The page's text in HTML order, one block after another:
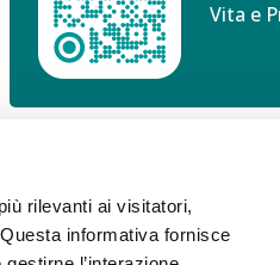
rilevanti ai visitatori,
informativa fornisce
Vita e